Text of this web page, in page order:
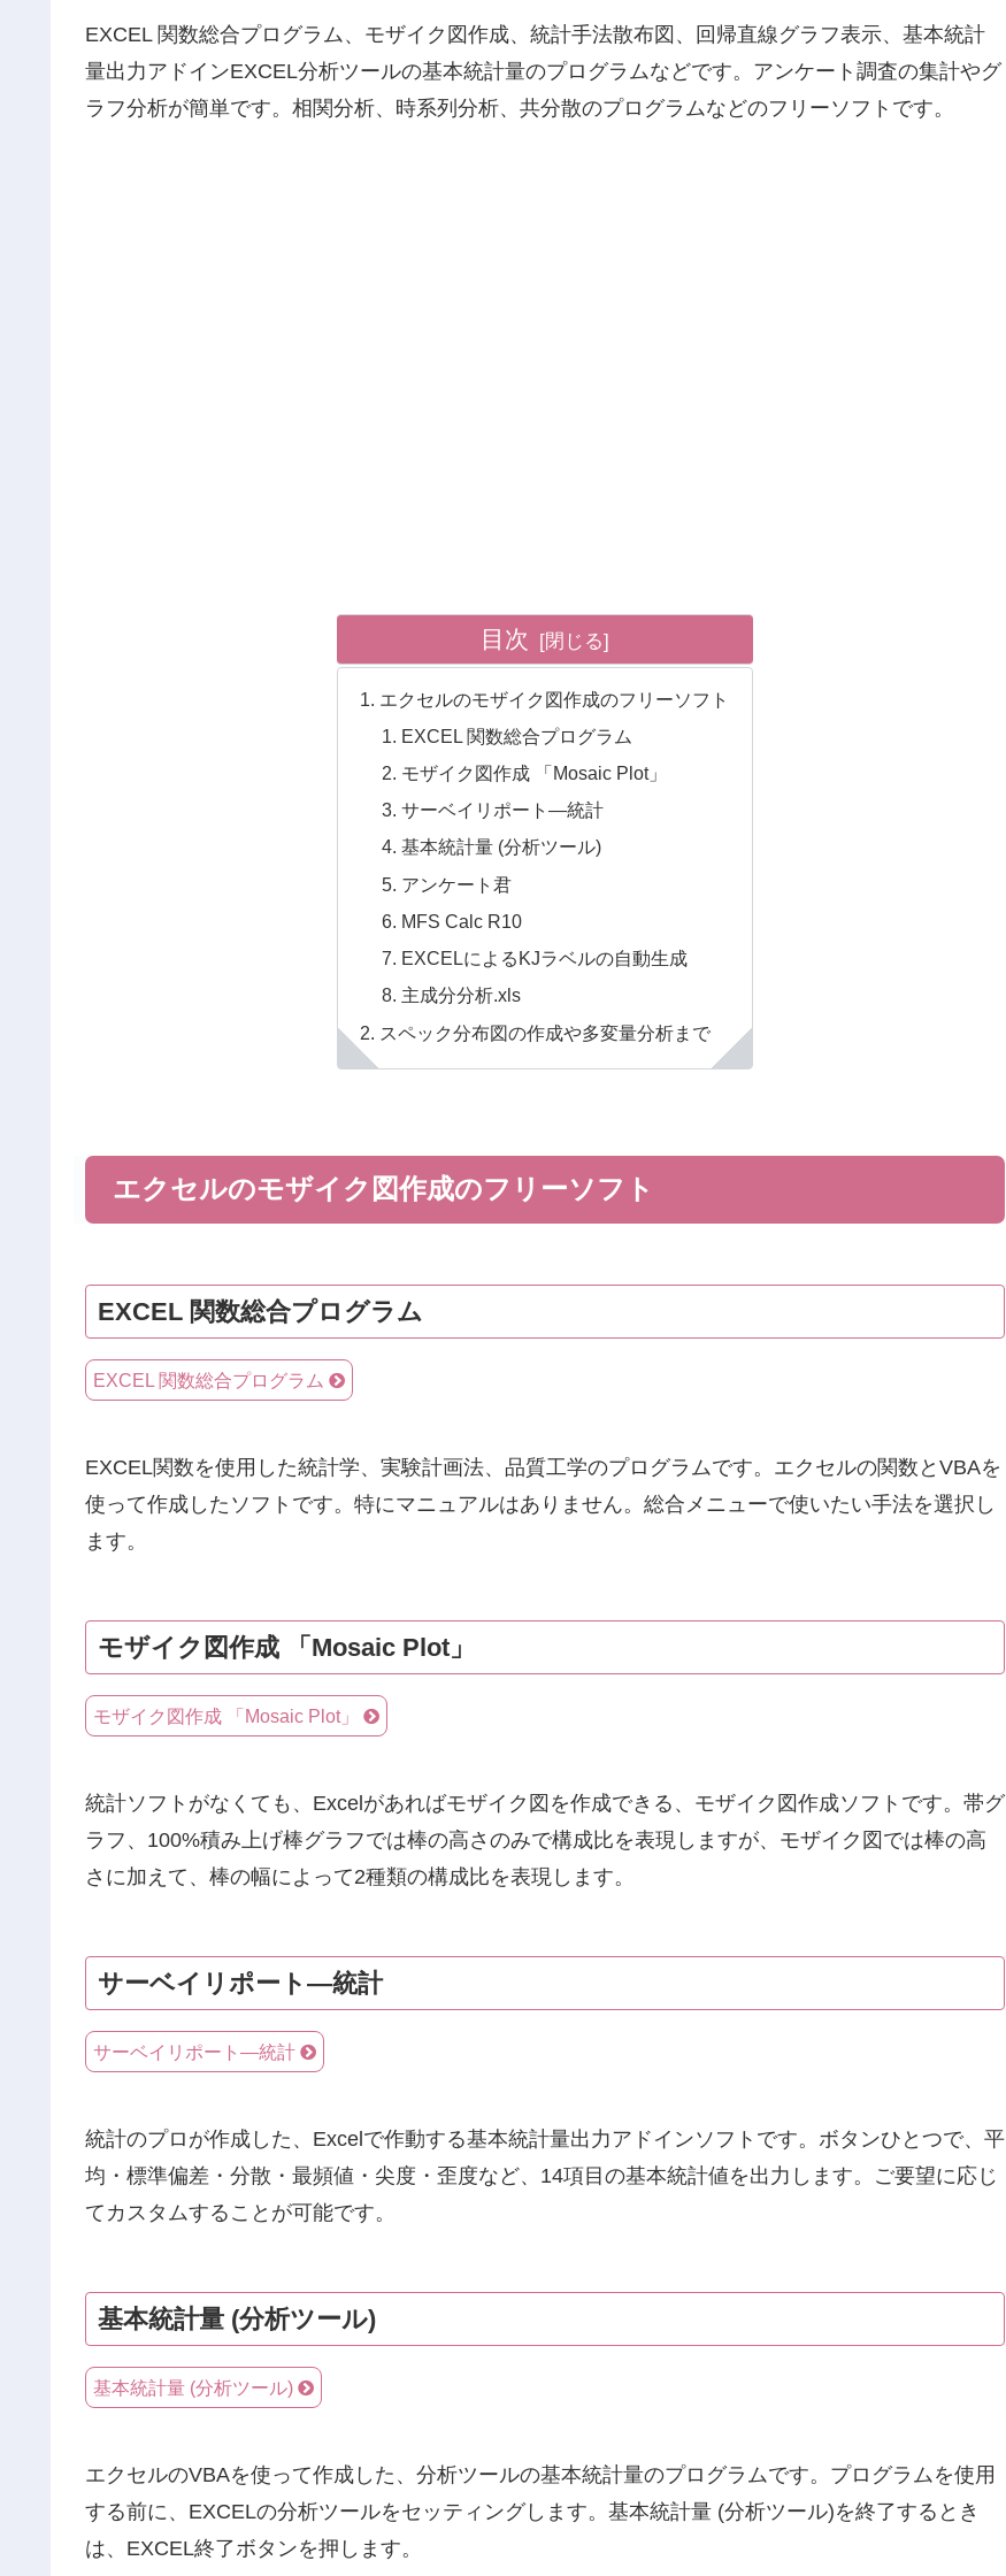
EXCEL 関数総合プログラム、モザイク図作成、統計手法散布図、回帰直線グラフ表示、基本統計
量出力アドインEXCEL分析ツールの基本統計量のプログラムなどです。アンケート調査の集計やグ
ラフ分析が簡単です。相関分析、時系列分析、共分散のプログラムなどのフリーソフトです。
目次
エクセルのモザイク図作成のフリーソフト
EXCEL 関数総合プログラム
モザイク図作成 「Mosaic Plot」
サーベイリポート―統計
基本統計量 (分析ツール)
アンケート君
MFS Calc R10
EXCELによるKJラベルの自動生成
主成分分析.xls
スペック分布図の作成や多変量分析まで
エクセルのモザイク図作成のフリーソフト
EXCEL 関数総合プログラム
EXCEL 関数総合プログラム
EXCEL関数を使用した統計学、実験計画法、品質工学のプログラムです。エクセルの関数とVBAを
使って作成したソフトです。特にマニュアルはありません。総合メニューで使いたい手法を選択し
ます。
モザイク図作成 「Mosaic Plot」
モザイク図作成 「Mosaic Plot」
統計ソフトがなくても、Excelがあればモザイク図を作成できる、モザイク図作成ソフトです。帯グ
ラフ、100%積み上げ棒グラフでは棒の高さのみで構成比を表現しますが、モザイク図では棒の高
さに加えて、棒の幅によって2種類の構成比を表現します。
サーベイリポート―統計
サーベイリポート―統計
統計のプロが作成した、Excelで作動する基本統計量出力アドインソフトです。ボタンひとつで、平
均・標準偏差・分散・最頻値・尖度・歪度など、14項目の基本統計値を出力します。ご要望に応じ
てカスタムすることが可能です。
基本統計量 (分析ツール)
基本統計量 (分析ツール)
エクセルのVBAを使って作成した、分析ツールの基本統計量のプログラムです。プログラムを使用
する前に、EXCELの分析ツールをセッティングします。基本統計量 (分析ツール)を終了するとき
は、EXCEL終了ボタンを押します。